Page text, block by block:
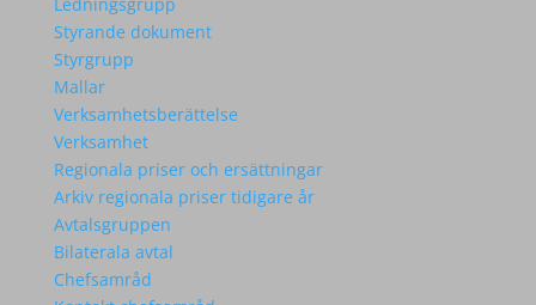
Styrande dokument
Styrgrupp
Mallar
Verksamhetsberättelse
Verksamhet
Regionala priser och ersättningar
Arkiv regionala priser tidigare år
Avtalsgruppen
Bilaterala avtal
Chefsamråd